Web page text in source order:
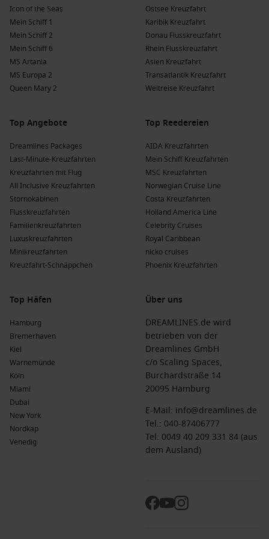
starten die Kreuzfahrten meist von Vancouver oder
Die Vorteile einer Kreuzfahrt nach Alert Bay,
Kanada zu verschiedenen Jahreszeiten
Frühling
: Temperaturen schwanken
zwischen 5°C und 15°C, ideal für Erkundungen und die
Beobachtung von Wildblumen, während die Natur erblüht.
angenehmen 15°C bis 25°C und bieten die besten
Möglichkeiten für Outdoor-Aktivitäten und Erkundungen
der Küste.
Herbst(September November): Mit
herbstlichen Temperaturen von 5°C bis 15°C erleben Sie
eine wunderschöne Farbpalette und die Vorbereitung der
Tierwelt auf den
Winter(Dezember Februar): Die Wintermonate
bringen kühle Temperaturen zwischen -5°C und 10°C mit
sich, was eine ruhige und friedliche Atmosphäre für die
Besucher schafft.
Häufig gestellte Fragen zu Alert Bay, Kanada
Was ist die typische Kostenstruktur einer Kreuzfahrt?
Die Kosten für eine einwöchige Kreuzfahrt nach Alert Bay
liegen in der Regel zwischen 1.000 € und 2.500 € für
Standardangebote, während Luxuskreuzfahrten bis zu 6.000
€ kosten können, abhängig von Reederei und
Kabinenkategorie.
Was kann ich für Kosten für Speisen und Getränke erwarten?
In Alert Bay können Sie mit Preisen von etwa 15 € bis 30 € pro
Welche Einkaufs- und Gastronomieoptionen sollte ich
Icon of the Seas
Mein Schiff 1
Mein Schiff 2
Mein Schiff 6
MS Artania
MS Europa 2
Queen Mary 2
Ostsee Kreuzfahrt
Karibik Kreuzfahrt
Donau Flusskreuzfahrt
Rhein Flusskreuzfahrt
Asien Kreuzfahrt
Transatlantik Kreuzfahrt
Weltreise Kreuzfahrt
Top Angebote
Dreamlines Packages
Last-Minute-Kreuzfahrten
Kreuzfahrten mit Flug
All Inclusive Kreuzfahrten
Stornokabinen
Flusskreuzfahrten
Familienkreuzfahrten
Luxuskreuzfahrten
Minikreuzfahrten
Kreuzfahrt-Schnäppchen
Top Reedereien
AIDA Kreuzfahrten
Mein Schiff Kreuzfahrten
MSC Kreuzfahrten
Norwegian Cruise Line
Costa Kreuzfahrten
Holland America Line
Celebrity Cruises
Royal Caribbean
nicko cruises
Phoenix Kreuzfahrten
Top Häfen
Hamburg
Bremerhaven
Kiel
Warnemünde
Köln
Miami
Dubai
New York
Nordkap
Venedig
Über uns
DREAMLINES.de wird
betrieben von der
Dreamlines GmbH
c/o Scaling Spaces,
Burchardstraße 14
20095 Hamburg
E-Mail: info@dreamlines.de
Tel.: 040-87406777
Tel: 0049 40 209 331 84 (aus
dem Ausland)